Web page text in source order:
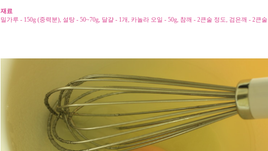
재료
밀가루 - 150g (중력분), 설탕 - 50~70g, 달걀 - 1개, 카놀라 오일 - 50g, 참깨 - 2큰술 정도, 검은깨 - 2큰